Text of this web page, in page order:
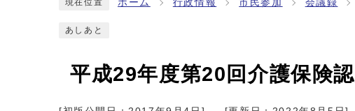
現在位置 ホーム 行政情報 市民参加 会議録
あしあと
平成29年度第20回介護保険